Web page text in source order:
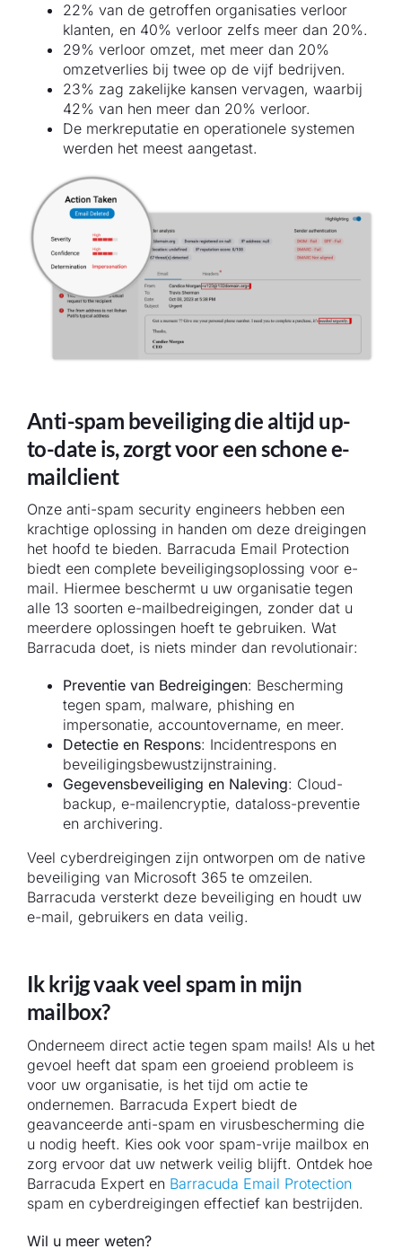
22% van de getroffen organisaties verloor
klanten, en 40% verloor zelfs meer dan 20%.
29% verloor omzet, met meer dan 20%
omzetverlies bij twee op de vijf bedrijven.
23% zag zakelijke kansen vervagen, waarbij
42% van hen meer dan 20% verloor.
De merkreputatie en operationele systemen
werden het meest aangetast.
Anti-spam beveiliging die altijd up-
to-date is, zorgt voor een schone e-
mailclient
Onze anti-spam security engineers hebben een
krachtige oplossing in handen om deze dreigingen
het hoofd te bieden. Barracuda Email Protection
biedt een complete beveiligingsoplossing voor e-
mail. Hiermee beschermt u uw organisatie tegen
alle 13 soorten e-mailbedreigingen, zonder dat u
meerdere oplossingen hoeft te gebruiken. Wat
Barracuda doet, is niets minder dan revolutionair:
Preventie van Bedreigingen: Bescherming
tegen spam, malware, phishing en
impersonatie, accountovername, en meer.
Detectie en Respons: Incidentrespons en
beveiligingsbewustzijnstraining.
Gegevensbeveiliging en Naleving: Cloud-
backup, e-mailencryptie, dataloss-preventie
en archivering.
Veel cyberdreigingen zijn ontworpen om de native
beveiliging van Microsoft 365 te omzeilen.
Barracuda versterkt deze beveiliging en houdt uw
e-mail, gebruikers en data veilig.
Ik krijg vaak veel spam in mijn
mailbox?
Onderneem direct actie tegen spam mails! Als u het
gevoel heeft dat spam een groeiend probleem is
voor uw organisatie, is het tijd om actie te
ondernemen. Barracuda Expert biedt de
geavanceerde anti-spam en virusbescherming die
u nodig heeft. Kies ook voor spam-vrije mailbox en
zorg ervoor dat uw netwerk veilig blijft. Ontdek hoe
Barracuda Expert en Barracuda Email Protection
spam en cyberdreigingen effectief kan bestrijden.
Wil u meer weten?